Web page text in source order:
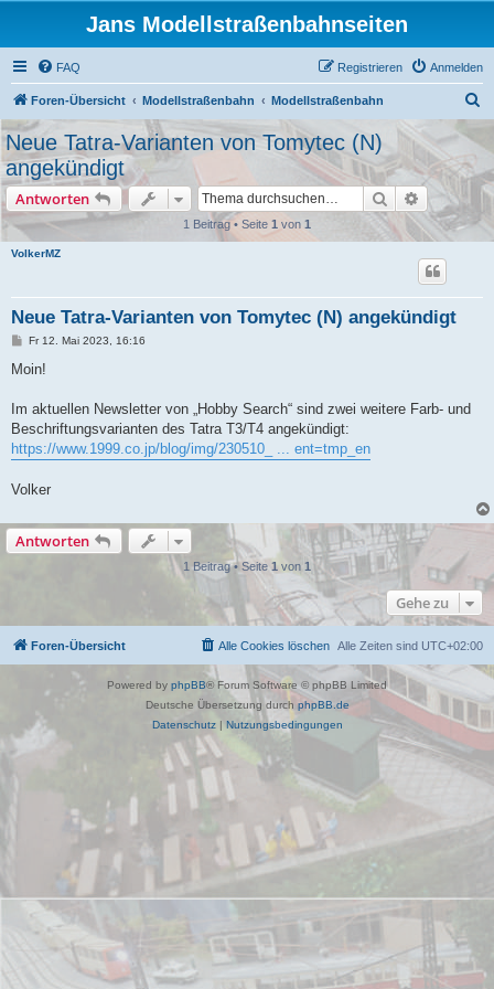
Jans Modellstraßenbahnseiten
FAQ Anmelden
Registrieren
Foren-Übersicht Modellstraßenbahn Modellstraßenbahn
c
h
Neue Tatra-Varianten von Tomytec (N)
angekündigt
Antworten Suche
1 Beitrag • Seite 1 von 1
VolkerMZ
Neue Tatra-Varianten von Tomytec (N) angekündigt
B
i
a
Fr 12. Mai 2023, 16:16
Moin!
Im aktuellen Newsletter von „Hobby Search“ sind zwei weitere Farb- und
Beschriftungsvarianten des Tatra T3/T4 angekündigt:
https://www.1999.co.jp/blog/img/230510_ ... ent=tmp_en
Volker
Antworten
1 Beitrag • Seite 1 von 1
Gehe zu
Foren-Übersicht Alle Zeiten sind UTC+02:00
Alle Cookies löschen
Powered by phpBB® Forum Software © phpBB Limited
Deutsche Übersetzung durch phpBB.de
Datenschutz| Nutzungsbedingungen